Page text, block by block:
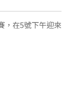
，在5號下午迎來